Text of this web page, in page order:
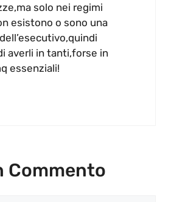
solo nei regimi
esistono o sono una
averli in tanti,forse in
essenziali!
Commento